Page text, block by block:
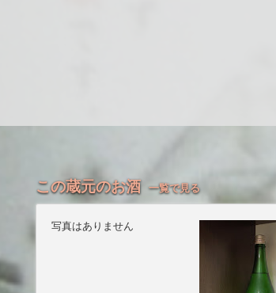
この蔵元のお酒 一覧で見る
写真はありません